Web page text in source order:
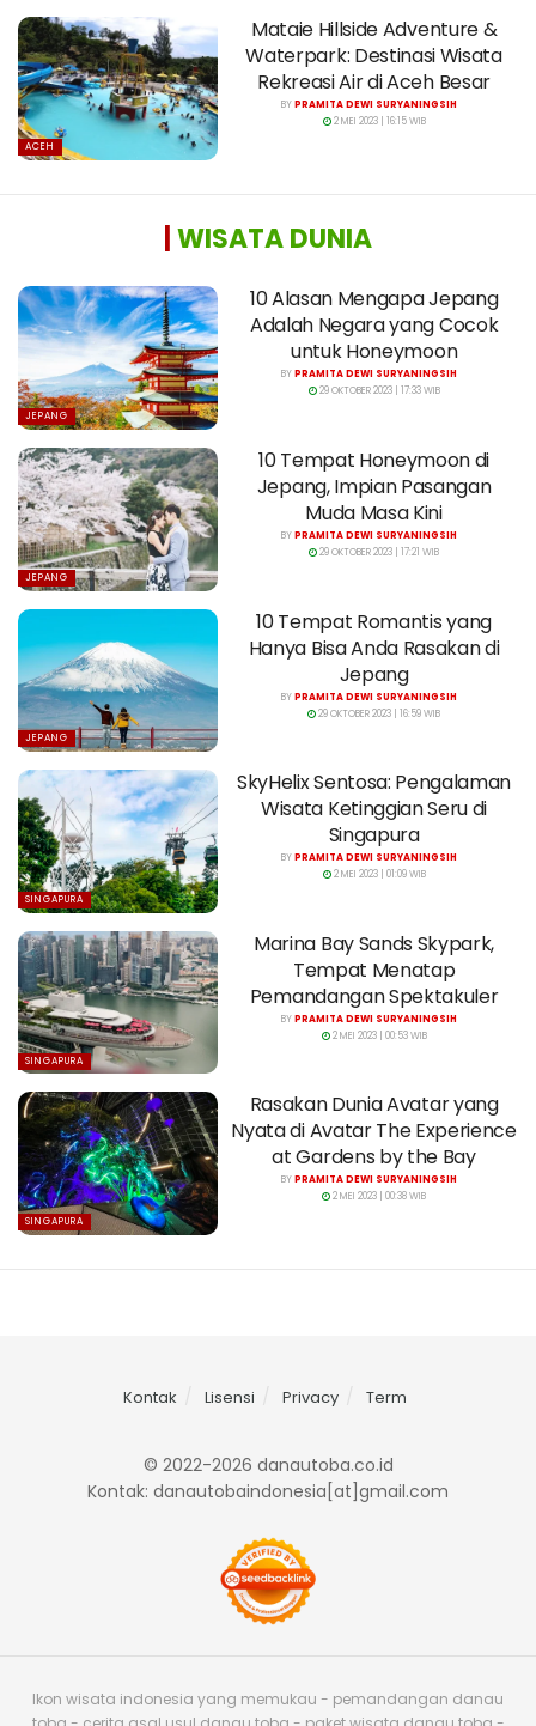
ACEH
Mataie Hillside Adventure &
Waterpark: Destinasi Wisata
Rekreasi Air di Aceh Besar
BYPRAMITA DEWI SURYANINGSIH
2 MEI 2023 | 16:15 WIB
WISATA DUNIA
JEPANG
10 Alasan Mengapa Jepang
Adalah Negara yang Cocok
untuk Honeymoon
BYPRAMITA DEWI SURYANINGSIH
29 OKTOBER 2023 | 17:33 WIB
JEPANG
10 Tempat Honeymoon di
Jepang, Impian Pasangan
Muda Masa Kini
BYPRAMITA DEWI SURYANINGSIH
29 OKTOBER 2023 | 17:21 WIB
JEPANG
10 Tempat Romantis yang
Hanya Bisa Anda Rasakan di
Jepang
BYPRAMITA DEWI SURYANINGSIH
29 OKTOBER 2023 | 16:59 WIB
SINGAPURA
SkyHelix Sentosa: Pengalaman
Wisata Ketinggian Seru di
Singapura
BYPRAMITA DEWI SURYANINGSIH
2 MEI 2023 | 01:09 WIB
SINGAPURA
Marina Bay Sands Skypark,
Tempat Menatap
Pemandangan Spektakuler
BYPRAMITA DEWI SURYANINGSIH
2 MEI 2023 | 00:53 WIB
SINGAPURA
Rasakan Dunia Avatar yang
Nyata di Avatar The Experience
at Gardens by the Bay
BYPRAMITA DEWI SURYANINGSIH
2 MEI 2023 | 00:38 WIB
Kontak Lisensi Privacy Term
© 2022-2026 danautoba.co.id
Kontak: danautobaindonesia[at]gmail.com
Ikon wisata indonesia yang memukau - pemandangan danau